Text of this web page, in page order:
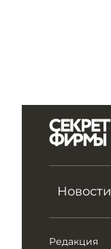
Новости
Редакция